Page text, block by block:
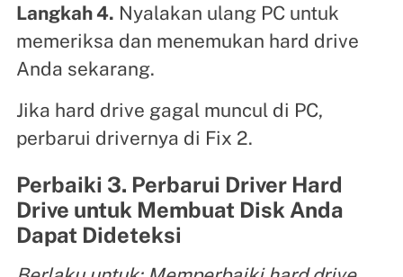
Langkah 4. Nyalakan ulang PC untuk
memeriksa dan menemukan hard drive
Anda sekarang.
Jika hard drive gagal muncul di PC,
perbarui drivernya di Fix 2.
Perbaiki 3. Perbarui Driver Hard
Drive untuk Membuat Disk Anda
Dapat Dideteksi